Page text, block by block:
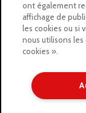
Gratuit :
Marques
Matériel pour
Matériel pour
Matériel pour
ont également
affichage de
les cookies ou si
nous utilisons les
cookies ».